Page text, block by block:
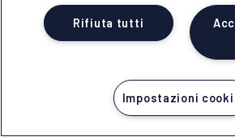
Rifiuta tutti
Impostazioni